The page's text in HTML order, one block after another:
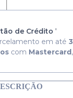
de Crédito '
em até
com Mastercard,